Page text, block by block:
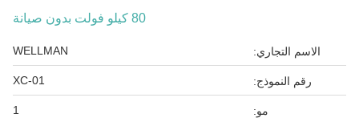
80 كيلو فولت بدون صيانة
الاسم التجاري: WELLMAN
رقم النموذج: XC-01
مو: 1